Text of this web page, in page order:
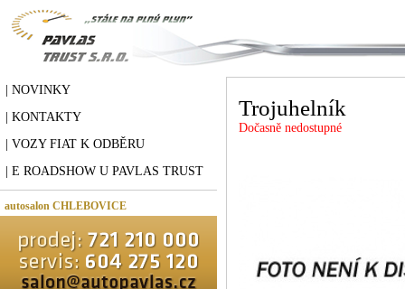
| NOVINKY
| KONTAKTY
| VOZY FIAT K ODBĚRU
| E ROADSHOW U PAVLAS TRUST
autosalon CHLEBOVICE
Trojuhelník
Dočasně nedostupné